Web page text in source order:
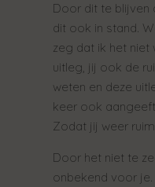
Door dit te blijven
dit ook in stand.
zeg dat ik het
uitleg, jij ook de
weten en deze
keer ook
Zodat jij weer
Door het niet te
onbekend voor